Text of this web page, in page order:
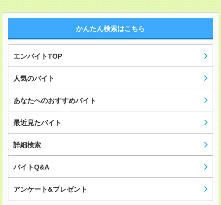
かんたん検索はこちら
エンバイトTOP
人気のバイト
あなたへのおすすめバイト
最近見たバイト
詳細検索
バイトQ&A
アンケート&プレゼント